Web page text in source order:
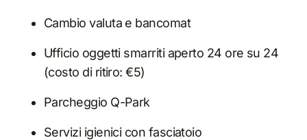
Cambio valuta e bancomat
Ufficio oggetti smarriti aperto 24 ore su 24
(costo di ritiro: €5)
Parcheggio Q-Park
Servizi igienici con fasciatoio